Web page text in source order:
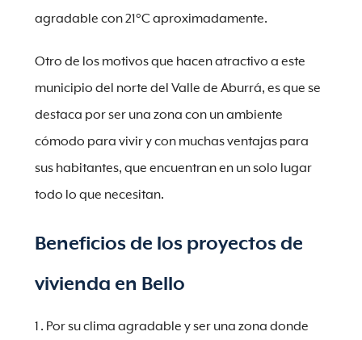
agradable con 21°C aproximadamente.
Otro de los motivos que hacen atractivo a este
municipio del norte del Valle de Aburrá, es que se
destaca por ser una zona con un ambiente
cómodo para vivir y con muchas ventajas para
sus habitantes, que encuentran en un solo lugar
todo lo que necesitan.
Beneficios de los proyectos de
vivienda en Bello
Por su clima agradable y ser una zona donde